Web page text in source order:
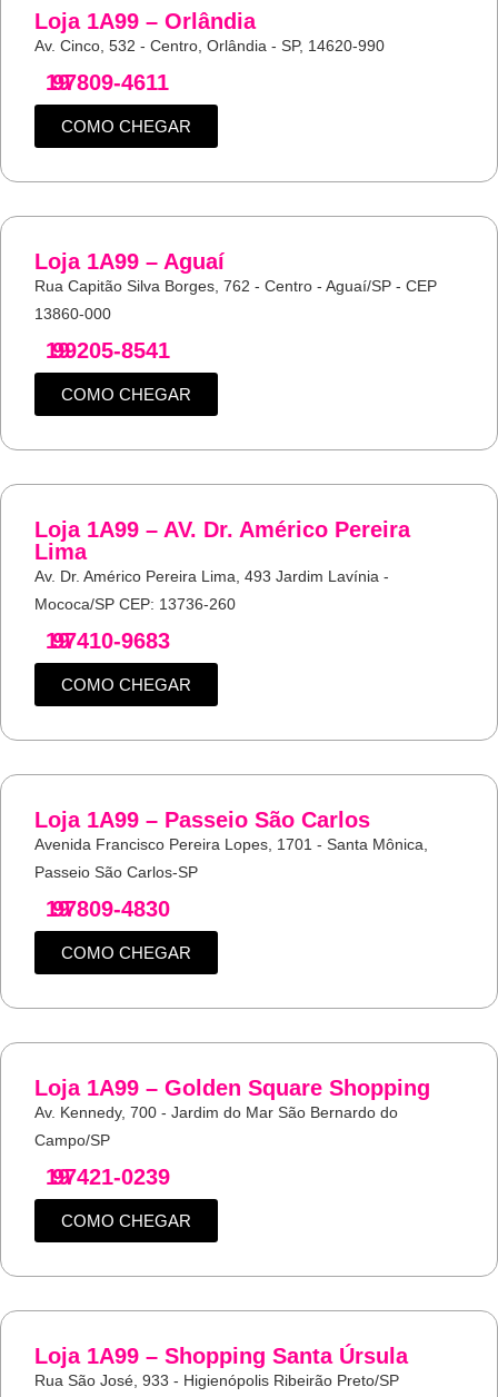
Loja 1A99 – Orlândia
Av. Cinco, 532 - Centro, Orlândia - SP, 14620-990
19
97809-4611
COMO CHEGAR
Loja 1A99 – Aguaí
Rua Capitão Silva Borges, 762 - Centro - Aguaí/SP - CEP
13860-000
19
99205-8541
COMO CHEGAR
Loja 1A99 – AV. Dr. Américo Pereira
Lima
Av. Dr. Américo Pereira Lima, 493 Jardim Lavínia -
Mococa/SP CEP: 13736-260
19
97410-9683
COMO CHEGAR
Loja 1A99 – Passeio São Carlos
Avenida Francisco Pereira Lopes, 1701 - Santa Mônica,
Passeio São Carlos-SP
19
97809-4830
COMO CHEGAR
Loja 1A99 – Golden Square Shopping
Av. Kennedy, 700 - Jardim do Mar São Bernardo do
Campo/SP
19
97421-0239
COMO CHEGAR
Loja 1A99 – Shopping Santa Úrsula
Rua São José, 933 - Higienópolis Ribeirão Preto/SP